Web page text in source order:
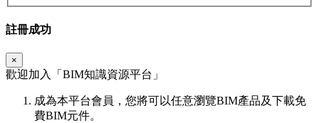
註冊成功
×
歡迎加入「 BIM知識資源平台」
成為本平台會員，您將可以任意瀏覽BIM產品及下載免
費BIM元件。